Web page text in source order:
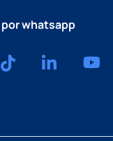
whatsapp